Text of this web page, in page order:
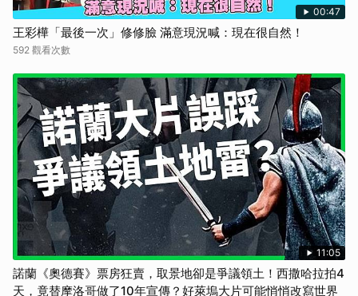
00:47
王彩樺「最後一次」修修臉 滿意現況喊：現在很自然！
592 觀看次數
11:05
諾蘭《奧德賽》票房狂賣，取景地卻是爭議領土！西撒哈拉拍4
天，竟替摩洛哥做了10年宣傳？好萊塢大片可能悄悄改寫世界